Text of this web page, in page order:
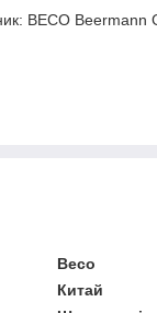
BECO Beermann
Beco
Китай